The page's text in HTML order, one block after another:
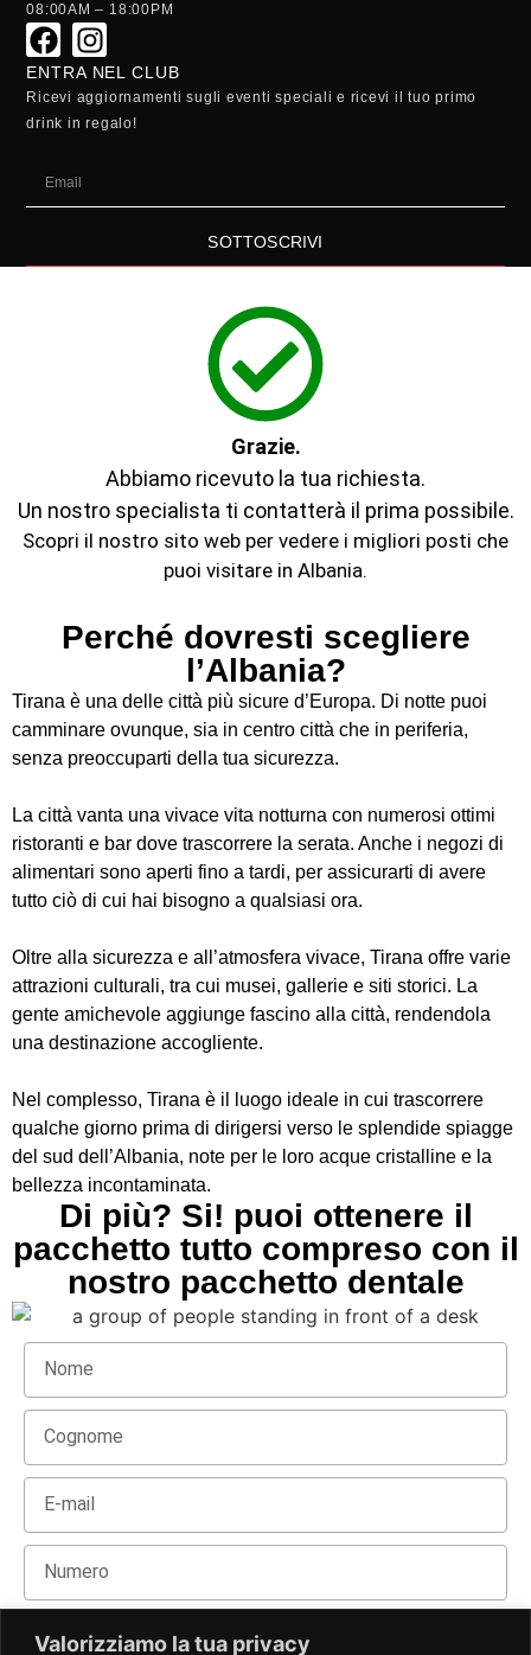
Valorizziamo la tua privacy
08:00AM – 18:00PM
ENTRA NEL CLUB
Ricevi aggiornamenti sugli eventi speciali e ricevi il tuo primo
drink in regalo!
SOTTOSCRIVI
Grazie.
Abbiamo ricevuto la tua richiesta.
Un nostro specialista ti contatterà il prima possibile.
Scopri il nostro sito web per vedere i migliori posti che
puoi visitare in Albania.
Perché dovresti scegliere
l’Albania?
Tirana è una delle città più sicure d’Europa. Di notte puoi
camminare ovunque, sia in centro città che in periferia,
senza preoccuparti della tua sicurezza.
La città vanta una vivace vita notturna con numerosi ottimi
ristoranti e bar dove trascorrere la serata. Anche i negozi di
alimentari sono aperti fino a tardi, per assicurarti di avere
tutto ciò di cui hai bisogno a qualsiasi ora.
Oltre alla sicurezza e all’atmosfera vivace, Tirana offre varie
attrazioni culturali, tra cui musei, gallerie e siti storici. La
gente amichevole aggiunge fascino alla città, rendendola
una destinazione accogliente.
Nel complesso, Tirana è il luogo ideale in cui trascorrere
qualche giorno prima di dirigersi verso le splendide spiagge
del sud dell’Albania, note per le loro acque cristalline e la
bellezza incontaminata.
Di più? Si! puoi ottenere il
pacchetto tutto compreso con il
nostro pacchetto dentale